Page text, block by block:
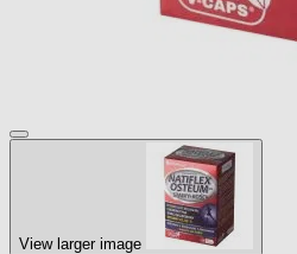
View larger image